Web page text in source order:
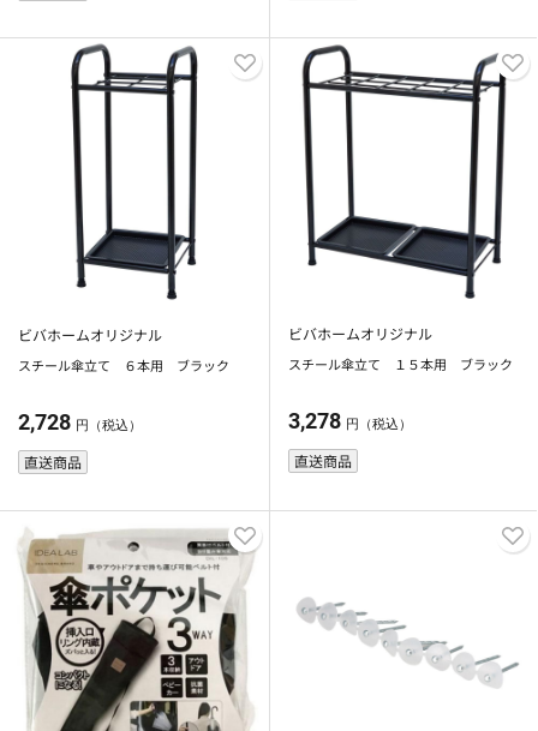
ビバホームオリジナル
スチール傘立て ６本用 ブラック
2,728 円（税込）
直送商品
ビバホームオリジナル
スチール傘立て １５本用 ブラック
3,278 円（税込）
直送商品